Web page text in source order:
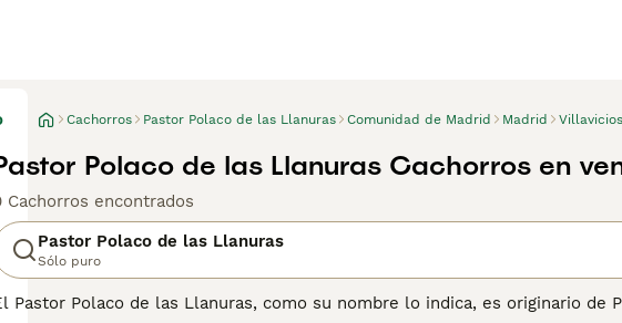
Cachorros Pastor Polaco de las Llanuras Comunidad de Madrid Madrid
Polaco de las Llanuras Cachorros en
Cachorros encontrados
Pastor Polaco de las Llanuras
Sólo puro
Pastor Polaco de las Llanuras, como su nombre lo indica, es originario